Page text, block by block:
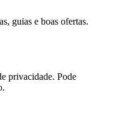
guias e boas ofertas.
privacidade. Pode